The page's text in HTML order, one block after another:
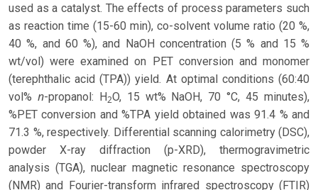
used as a catalyst. The effects of process parameters such
as reaction time (15-60 min), co-solvent volume ratio (20 %,
40 %, and 60 %), and NaOH concentration (5 % and 15 %
wt/vol) were examined on PET conversion and monomer
(terephthalic acid (TPA)) yield. At optimal conditions (60:40
vol% n-propanol: H2O, 15 wt% NaOH, 70 °C, 45 minutes),
%PET conversion and %TPA yield obtained was 91.4 % and
71.3 %, respectively. Differential scanning calorimetry (DSC),
powder X-ray diffraction (p-XRD), thermogravimetric
analysis (TGA), nuclear magnetic resonance spectroscopy
(NMR) and Fourier-transform infrared spectroscopy (FTIR)